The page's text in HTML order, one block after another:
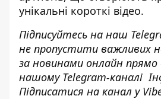
унікальні короткі відео.
Підписуйтесь на наш
не пропустити важливих
за новинами онлайн прямо
нашому Telegram-каналі
Підписатися на канал у